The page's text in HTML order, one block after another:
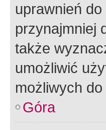
uprawnień
przynajmniej
także
umożliwić
możliwych
Góra